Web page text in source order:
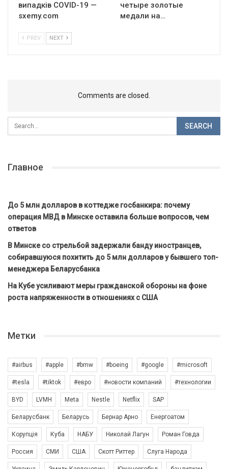
випадків COVID-19 —
sxemy.com
четыре золотые
медали на…
PREV NEXT
Comments are closed.
Главное
До 5 млн долларов в коттедже госбанкира: почему
операция МВД в Минске оставила больше вопросов, чем
ответов
В Минске со стрельбой задержали банду иностранцев,
собиравшуюся похитить до 5 млн долларов у бывшего топ-
менеджера Беларусбанка
На Кубе усиливают меры гражданской обороны на фоне
роста напряженности в отношениях с США
Метки
#airbus #apple #bmw #boeing #google #microsoft
#tesla #tiktok #евро #новости компаний #технологии
BYD LVMH Meta Nestle Netflix SAP
Беларусбанк Беларусь Бернар Арно Енергоатом
Корупція Куба НАБУ Николай Лагун Роман Говда
Россия СМИ США Скотт Риттер Слуга Народа